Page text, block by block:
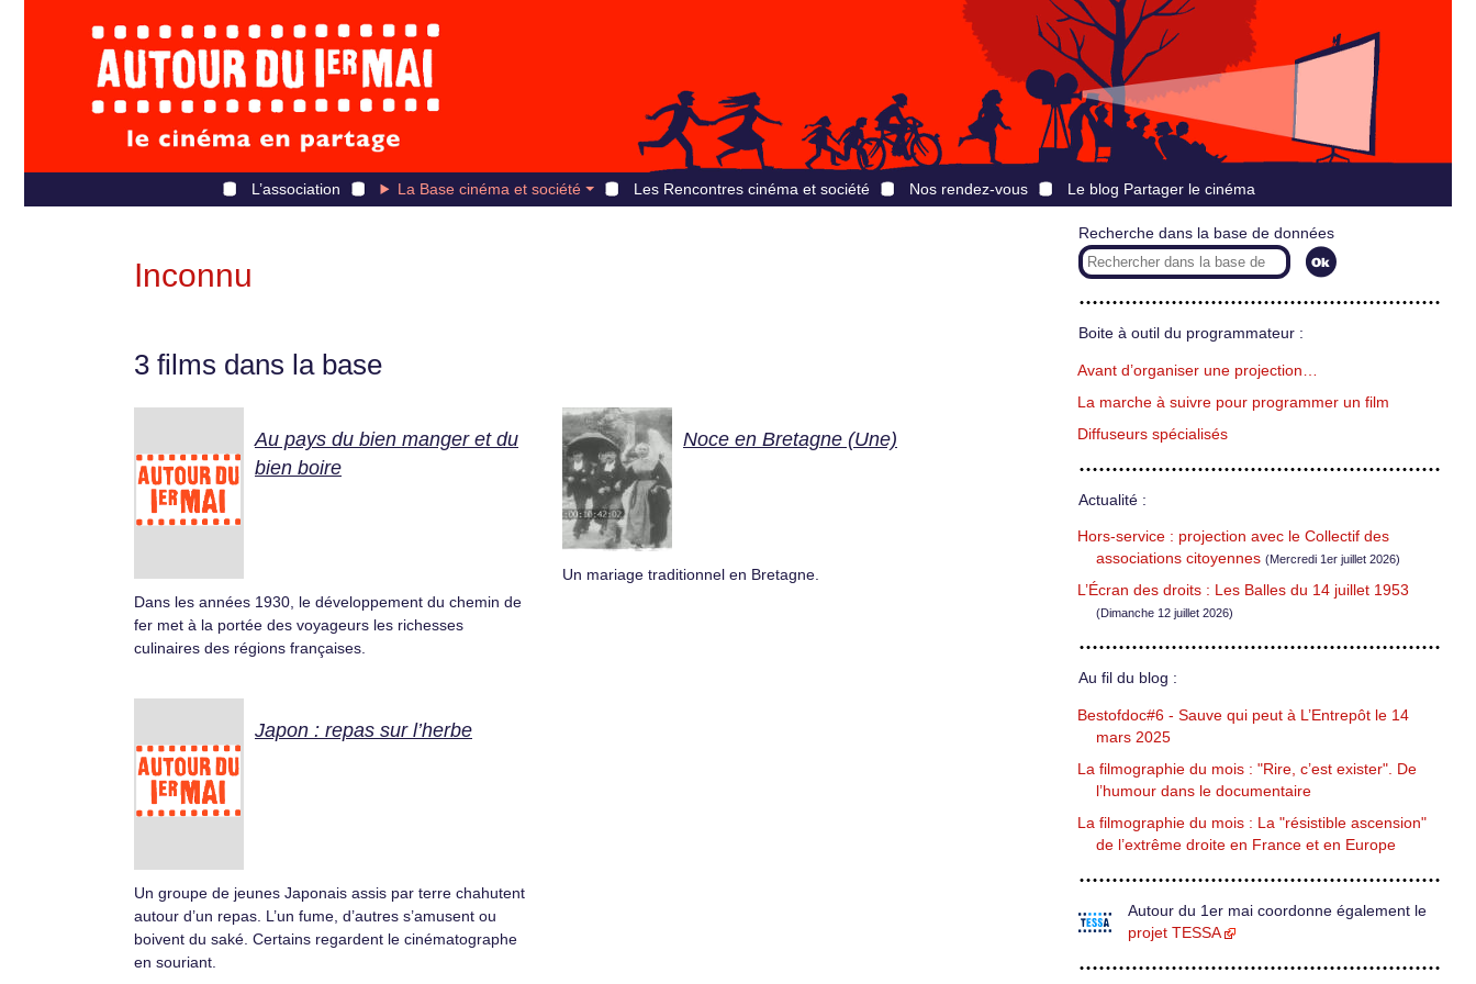
L’association La Base cinéma et société Les Rencontres cinéma et société Nos rendez-vous Le blog Partager le cinéma
Inconnu
3 films dans la base
Au pays du bien manger et du
bien boire
Dans les années 1930, le développement du chemin de
fer met à la portée des voyageurs les richesses
culinaires des régions françaises.
Noce en Bretagne (Une)
Un mariage traditionnel en Bretagne.
Japon : repas sur l’herbe
Un groupe de jeunes Japonais assis par terre chahutent
autour d’un repas. L’un fume, d’autres s’amusent ou
boivent du saké. Certains regardent le cinématographe
en souriant.
Recherche dans la base de données
Boite à outil du programmateur :
Avant d’organiser une projection…
La marche à suivre pour programmer un film
Diffuseurs spécialisés
Actualité :
Hors-service : projection avec le Collectif des
associations citoyennes (Mercredi 1er juillet 2026)
L’Écran des droits : Les Balles du 14 juillet 1953
(Dimanche 12 juillet 2026)
Au fil du blog :
Bestofdoc#6 - Sauve qui peut à L’Entrepôt le 14
mars 2025
La filmographie du mois : "Rire, c’est exister". De
l’humour dans le documentaire
La filmographie du mois : La "résistible ascension"
de l’extrême droite en France et en Europe
Autour du 1er mai coordonne également le
projet TESSA